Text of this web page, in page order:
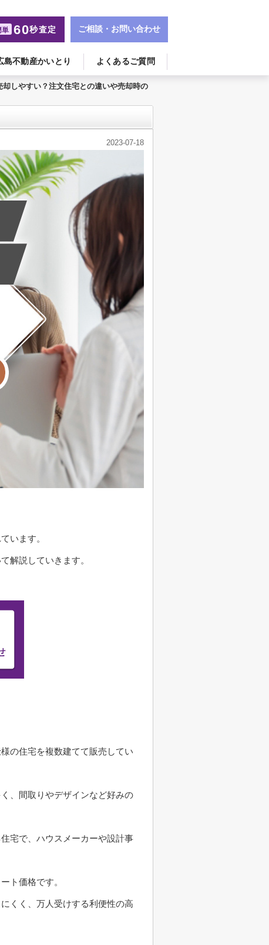
島不動産かいとり よくあるご質問
単 60秒査定 ご相談・お問い合わせ
却しやすい？注文住宅との違いや売却時の
2023-07-18
います。
解説していきます。
の住宅を複数建てて販売してい
、間取りやデザインなど好みの
宅で、ハウスメーカーや設計事
ト価格です。
くく、万人受けする利便性の高